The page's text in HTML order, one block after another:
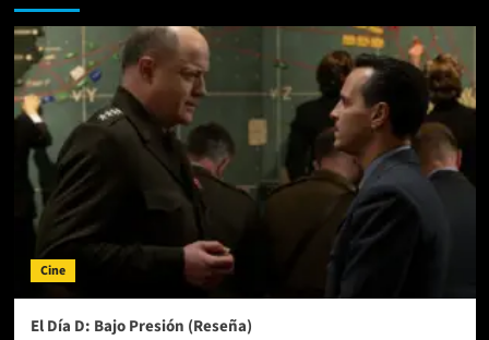
Cine
El Día D: Bajo Presión (Reseña)